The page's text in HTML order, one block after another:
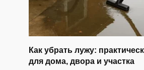
Как убрать лужу:
для дома, двора и участка